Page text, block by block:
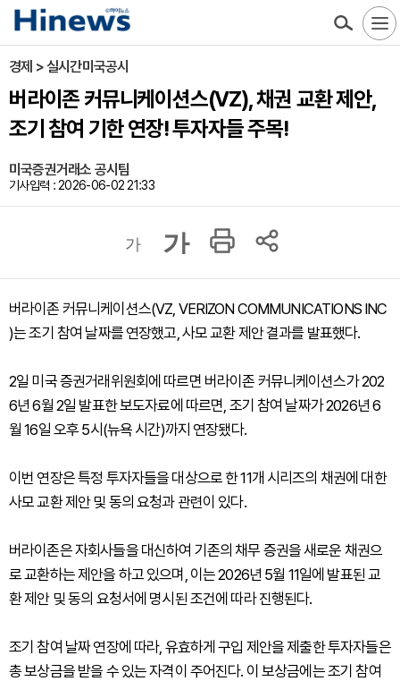
경제 > 실시간미국공시
버라이존 커뮤니케이션스(VZ), 채권 교환 제안,
조기 참여 기한 연장! 투자자들 주목!
미국증권거래소 공시팀
기사입력 : 2026-06-02 21:33
가 가
버라이존 커뮤니케이션스(VZ, VERIZON COMMUNICATIONS INC
)는 조기 참여 날짜를 연장했고, 사모 교환 제안 결과를 발표했다.
2일 미국 증권거래위원회에 따르면 버라이존 커뮤니케이션스가 202
6년 6월 2일 발표한 보도자료에 따르면, 조기 참여 날짜가 2026년 6
월 16일 오후 5시(뉴욕 시간)까지 연장됐다.
이번 연장은 특정 투자자들을 대상으로 한 11개 시리즈의 채권에 대한
사모 교환 제안 및 동의 요청과 관련이 있다.
버라이존은 자회사들을 대신하여 기존의 채무 증권을 새로운 채권으
로 교환하는 제안을 하고 있으며, 이는 2026년 5월 11일에 발표된 교
환 제안 및 동의 요청서에 명시된 조건에 따라 진행된다.
조기 참여 날짜 연장에 따라, 유효하게 구입 제안을 제출한 투자자들은
총 보상금을 받을 수 있는 자격이 주어진다. 이 보상금에는 조기 참여